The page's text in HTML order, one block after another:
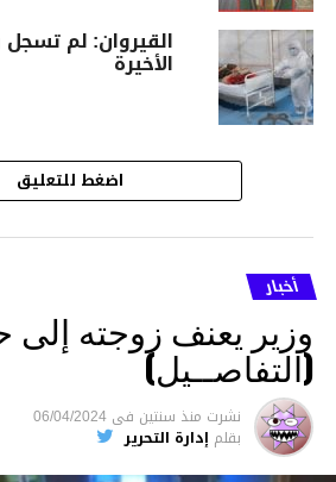
القيروان: لم
الأخيرة
اضغط للتعليق
أخبار
وزير يعنف زوجته
(التفاصــيل)
نشرت منذ سنتين فى 06/04/2024
بقلم إدارة التحرير